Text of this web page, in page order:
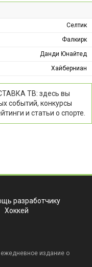
Селтик
Фалкирк
Данди Юнайтед
Хайберниан
ТВ: здесь вы
событий, конкурсы
и статьи о спорте.
разработчику
Хоккей
издание о